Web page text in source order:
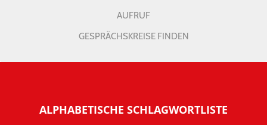
AUFRUF
GESPRÄCHSKREISE FINDEN
ALPHABETISCHE SCHLAGWORTLISTE